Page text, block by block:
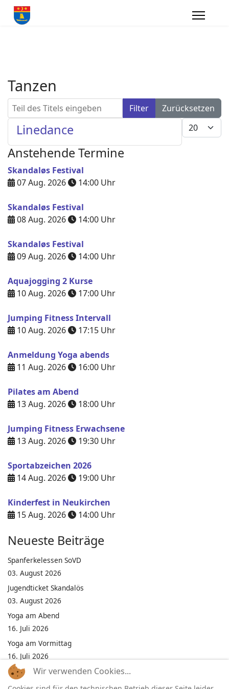
Tanzen
Teil des Titels eingeben Filter
Zurücksetzen
Anzeige #
Linedance
Anstehende Termine
Skandaløs Festival
07 Aug. 2026
14:00 Uhr
Skandaløs Festival
08 Aug. 2026
14:00 Uhr
Skandaløs Festival
09 Aug. 2026
14:00 Uhr
Aquajogging 2 Kurse
10 Aug. 2026
17:00 Uhr
Jumping Fitness Intervall
10 Aug. 2026
17:15 Uhr
Anmeldung Yoga abends
11 Aug. 2026
16:00 Uhr
Pilates am Abend
13 Aug. 2026
18:00 Uhr
Jumping Fitness Erwachsene
13 Aug. 2026
19:30 Uhr
Sportabzeichen 2026
14 Aug. 2026
19:00 Uhr
Kinderfest in Neukirchen
15 Aug. 2026
14:00 Uhr
Neueste Beiträge
Spanferkelessen SoVD
03. August 2026
Jugendticket Skandalös
03. August 2026
Yoga am Abend
16. Juli 2026
Yoga am Vormittag
16. Juli 2026
Pilates am Abend
16. Juli 2026
Wir verwenden Cookies...